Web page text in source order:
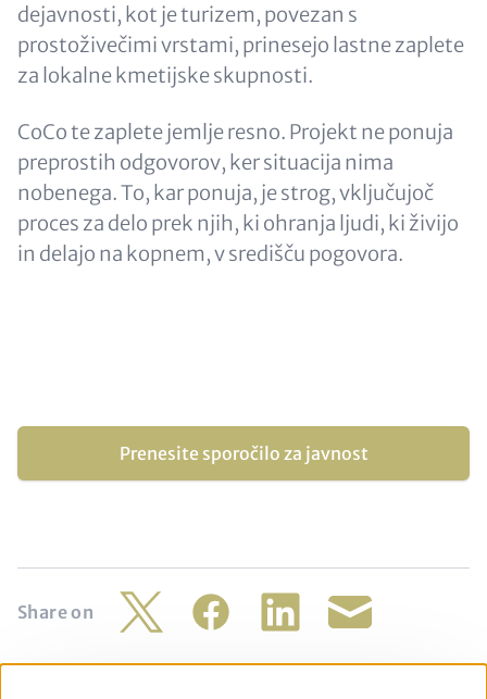
dejavnosti, kot je turizem, povezan s
prostoživečimi vrstami, prinesejo lastne zaplete
za lokalne kmetijske skupnosti.
CoCo te zaplete jemlje resno. Projekt ne ponuja
preprostih odgovorov, ker situacija nima
nobenega. To, kar ponuja, je strog, vključujoč
proces za delo prek njih, ki ohranja ljudi, ki živijo
in delajo na kopnem, v središču pogovora.
Prenesite sporočilo za javnost
Share on